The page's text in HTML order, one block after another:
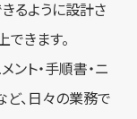
るように設計さ
きます。
ント・手順書・ニ
ど、日々の業務で